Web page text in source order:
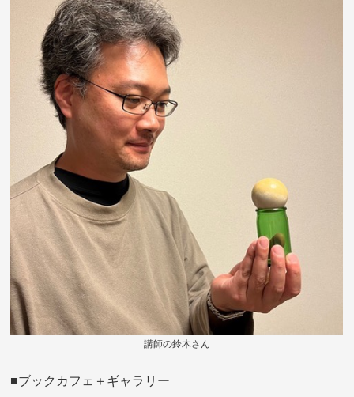
講師の鈴木さん
■ブックカフェ＋ギャラリー